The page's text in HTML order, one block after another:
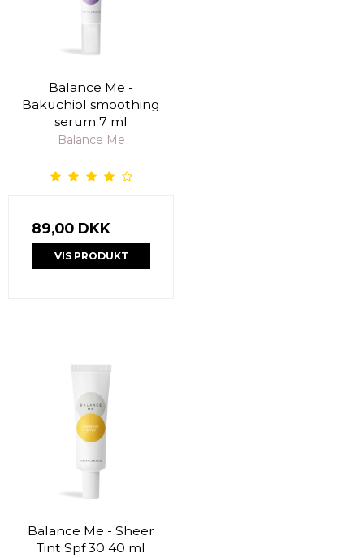
Balance Me -
Bakuchiol smoothing
serum 7 ml
Balance Me
89,00 DKK
VIS PRODUKT
Balance Me - Sheer
Tint Spf 30 40 ml